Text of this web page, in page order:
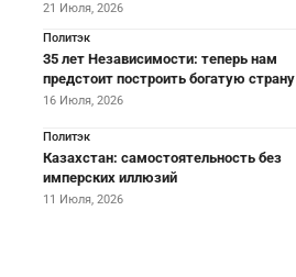
21 Июля, 2026
Политэк
35 лет Независимости: теперь нам
предстоит построить богатую страну
16 Июля, 2026
Политэк
Казахстан: самостоятельность без
имперских иллюзий
11 Июля, 2026